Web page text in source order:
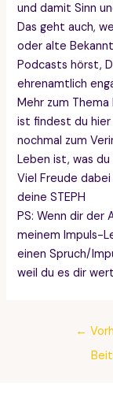
und damit Sinn
Das geht auch,
oder alte
Podcasts hörst,
ehrenamtlich
Mehr zum
ist findest du hier
nochmal zum
Leben ist, was
Viel Freude
deine STEPH
PS: Wenn dir der
meinem Impuls-
einen Spruch/
weil du es dir
←